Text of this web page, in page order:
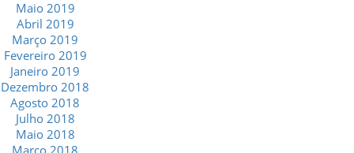
Maio 2019
Abril 2019
Março 2019
Fevereiro 2019
Janeiro 2019
Dezembro 2018
Agosto 2018
Julho 2018
Maio 2018
Março 2018